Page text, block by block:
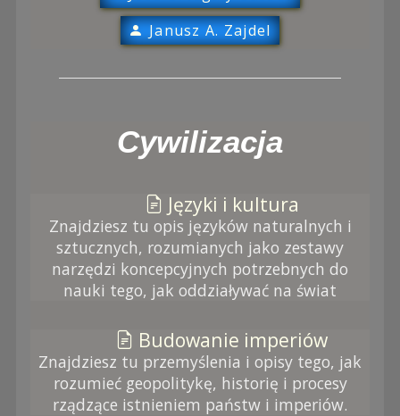
Janusz A. Zajdel
Cywilizacja
Języki i kultura
Znajdziesz tu opis języków naturalnych i
sztucznych, rozumianych jako zestawy
narzędzi koncepcyjnych potrzebnych do
nauki tego, jak oddziaływać na świat
Budowanie imperiów
Znajdziesz tu przemyślenia i opisy tego, jak
rozumieć geopolitykę, historię i procesy
rządzące istnieniem państw i imperiów.